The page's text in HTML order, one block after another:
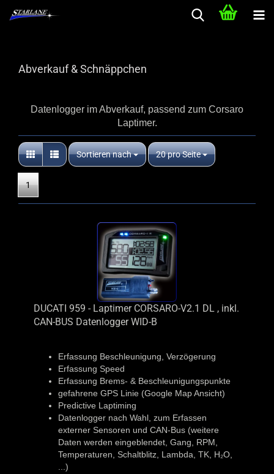
Abverkauf & Schnäppchen
Datenlogger im Abverkauf, passend zum Corsaro
Laptimer.
Sortieren nach
Sortieren nach 20 pro Seite
pro Seite
1
DUCATI 959 - Laptimer CORSARO-V2.1 DL , inkl.
CAN-BUS Datenlogger WID-B
Erfassung Beschleunigung, Verzögerung
Erfassung Speed
Erfassung Brems- & Beschleunigungspunkte
gefahrene GPS Linie (Google Map Ansicht)
Predictive Laptiming
Datenlogger nach Wahl, zum Erfassen
externer Sensoren und CAN-Bus (weitere
Daten werden eingeblendet, Gang, RPM,
Temperaturen, Schaltblitz, Lambda, TK, H₂O,
...)